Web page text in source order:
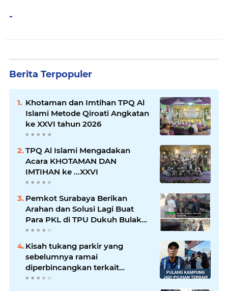
-
Berita Terpopuler
Khotaman dan Imtihan TPQ Al
Islami Metode Qiroati Angkatan
ke XXVI tahun 2026
TPQ Al Islami Mengadakan
Acara KHOTAMAN DAN
IMTIHAN ke ...XXVI
Pemkot Surabaya Berikan
Arahan dan Solusi Lagi Buat
Para PKL di TPU Dukuh Bulak
Banteng Surabaya
Kisah tukang parkir yang
sebelumnya ramai
diperbincangkan terkait
persoalan parkir gratis di